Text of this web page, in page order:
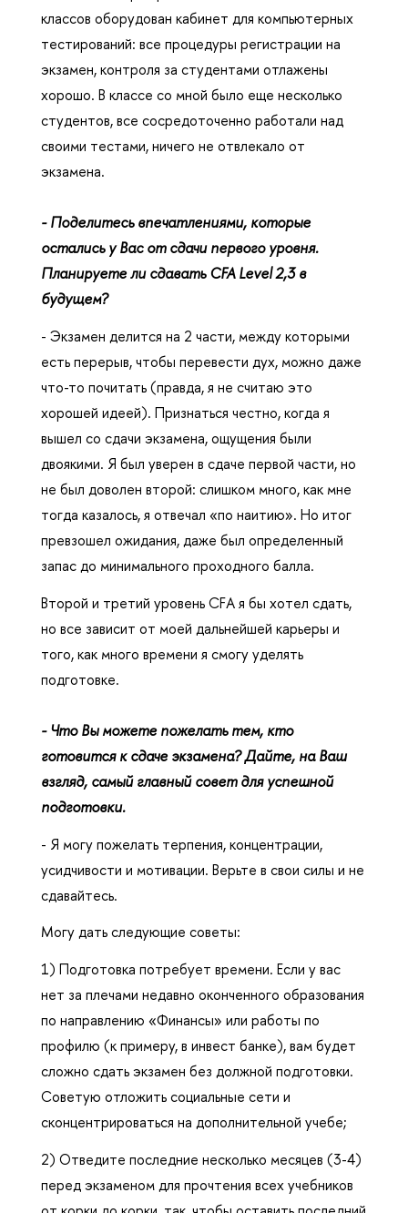
классов оборудован кабинет для компьютерных
тестирований: все процедуры регистрации на
экзамен, контроля за студентами отлажены
хорошо. В классе со мной было еще несколько
студентов, все сосредоточенно работали над
своими тестами, ничего не отвлекало от
экзамена.
- Поделитесь впечатлениями, которые
остались у Вас от сдачи первого уровня.
Планируете ли сдавать CFA Level 2,3 в
будущем?
- Экзамен делится на 2 части, между которыми
есть перерыв, чтобы перевести дух, можно даже
что-то почитать (правда, я не считаю это
хорошей идеей). Признаться честно, когда я
вышел со сдачи экзамена,ощущения были
двоякими. Я был уверен в сдаче первой части, но
не был доволен второй: слишком много, как мне
тогда казалось, я отвечал «по наитию». Но итог
превзошел ожидания, даже был определенный
запасдо минимального проходного балла.
Второй и третий уровень CFA я бы хотел сдать,
но все зависит от моей дальнейшей карьеры и
того, как много времени я смогу уделять
подготовке.
- Что Вы можете пожелать тем, кто
готовится к сдаче экзамена? Дайте, на Ваш
взгляд, самый главный совет для успешной
подготовки.
- Я могу пожелать терпения, концентрации,
усидчивости и мотивации. Верьте в свои силы и не
сдавайтесь.
Могу дать следующие советы:
1) Подготовка потребует времени. Если у вас
нет за плечами недавно оконченного образования
по направлению «Финансы» или работы по
профилю (к примеру, в инвест банке), вам будет
сложно сдать экзамен без должной подготовки.
Советую отложить социальные сети и
сконцентрироваться на дополнительной учебе;
2) Отведите последние несколько месяцев (3-4)
перед экзаменом для прочтения всех учебников